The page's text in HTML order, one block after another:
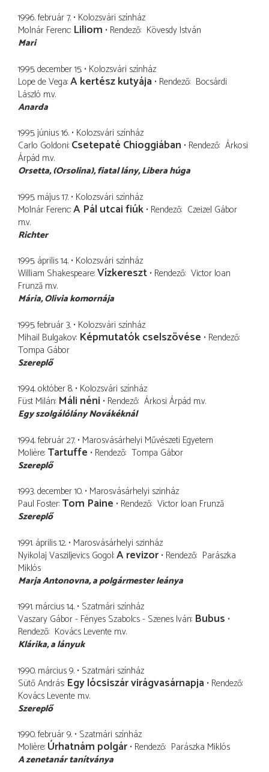
1996. február 7. Kolozsvári színház
Molnár Ferenc Liliom Rendező Kövesdy István
Mari
1995. december 15. Kolozsvári színház
Lope de Vega A kertész kutyája Rendező Bocsárdi
László m.v.
Anarda
1995. június 16. Kolozsvári színház
Carlo Goldoni Csetepaté Chioggiában Rendező Árkosi
Árpád m.v.
Orsetta (Orsolina), fiatal lány, Libera húga
1995. május 17. Kolozsvári színház
Molnár Ferenc A Pál utcai fiúk Rendező Czeizel Gábor
m.v.
Richter
1995. április 14. Kolozsvári színház
William Shakespeare Vízkereszt Rendező Victor Ioan
Frunză m.v.
Mária Olivia komornája
1995. február 3. Kolozsvári színház
Mihail Bulgakov Képmutatók cselszövése Rendező
Tompa Gábor
Szereplő
1994. október 8. Kolozsvári színház
Füst Milán Máli néni Rendező Árkosi Árpád m.v.
Egy szolgálólány Novákéknál
1994. február 27. Marosvásárhelyi Művészeti Egyetem
Molière Tartuffe Rendező Tompa Gábor
Szereplő
1993. december 10. Marosvásárhelyi szinház
Paul Foster Tom Paine Rendező Victor Ioan Frunză
Szereplő
1991. április 12. Marosvásárhelyi szinház
Nyikolaj Vasziljevics Gogol A revizor Rendező Parászka
Miklós
Marja Antonovna a polgármester leánya
1991. március 14. Szatmári színház
Vaszary Gábor - Fényes Szabolcs - Szenes Iván Bubus
Rendező Kovács Levente m.v.
Klárika a lányuk
1990. március 9. Szatmári színház
Sütő András Egy lócsiszár virágvasárnapja Rendező
Kovács Levente m.v.
Szereplő
1990. február 9. Szatmári színház
Molière Úrhatnám polgár Rendező Parászka Miklós
A zenetanár tanítványa